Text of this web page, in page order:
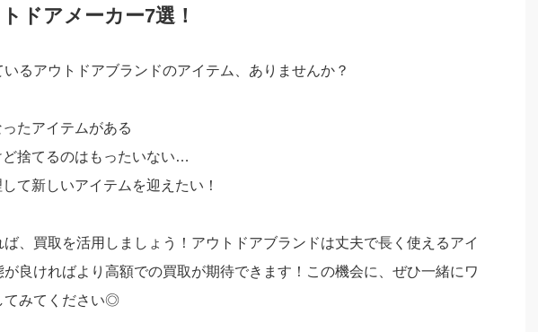
ドアメーカー7選！
るアウトドアブランドのアイテム、ありませんか？
たアイテムがある
ど捨てるのはもったいない…
て新しいアイテムを迎えたい！
、買取を活用しましょう！アウトドアブランドは丈夫で長く使えるアイ
良ければより高額での買取が期待できます！この機会に、ぜひ一緒にワ
てみてください◎